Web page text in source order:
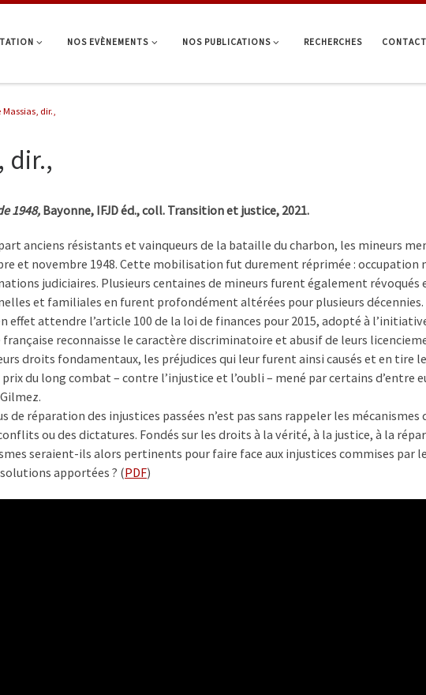
NOS EVÈNEMENTS NOS PUBLICATIONS RECHERCHES
dir.,
dir.,
1948, Bayonne, IFJD éd., coll. Transition et justice, 2021.
anciens résistants et vainqueurs de la bataille du charbon, les mineurs
et novembre 1948. Cette mobilisation fut durement réprimée :
judiciaires. Plusieurs centaines de mineurs furent également
et familiales en furent profondément altérées pour plusieurs décennies.
effet attendre l’article 100 de la loi de finances pour 2015, adopté à
française reconnaisse le caractère discriminatoire et abusif de leurs
droits fondamentaux, les préjudices qui leur furent ainsi causés et en tire
du long combat – contre l’injustice et l’oubli – mené par certains
de réparation des injustices passées n’est pas sans rappeler les
ou des dictatures. Fondés sur les droits à la vérité, à la justice, à la
seraient-ils alors pertinents pour faire face aux injustices commises par
apportées ? (PDF)